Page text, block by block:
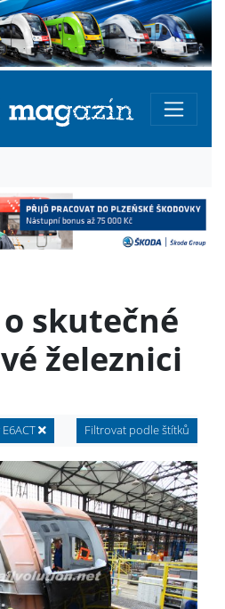
skutečné
železnici
E6ACT Filtrovat podle štítků